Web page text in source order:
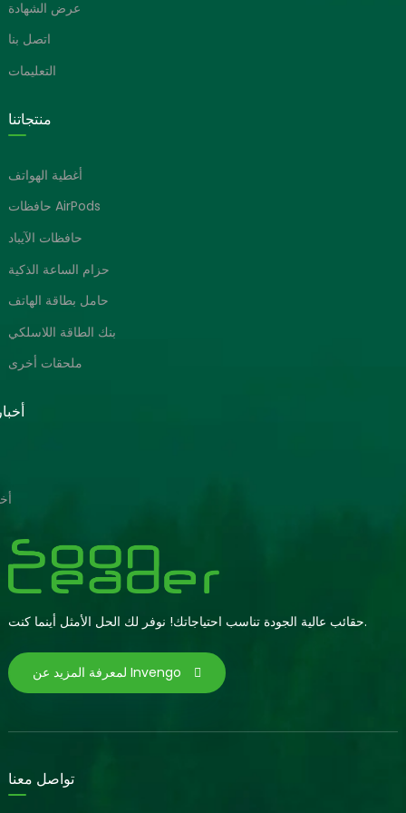
عرض الشهادة
اتصل بنا
التعليمات
منتجاتنا
أغطية الهواتف
حافظات AirPods
حافظات الآيباد
حزام الساعة الذكية
حامل بطاقة الهاتف
بنك الطاقة اللاسلكي
ملحقات أخرى
حقائب عالية الجودة تناسب احتياجاتك! نوفر لك الحل الأمثل أينما كنت.
لمعرفة المزيد عن Invengo
تواصل معنا